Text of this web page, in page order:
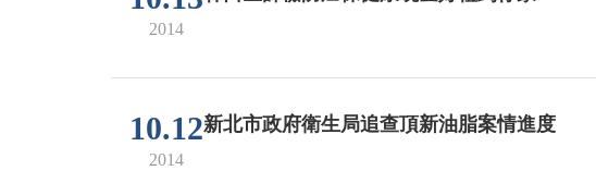
2014
10.12
2014
新北市政府衛生局追查頂新油脂案情進度